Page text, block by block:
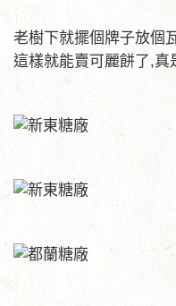
老樹下就擺個牌子放個
這樣就能賣可麗餅了,真